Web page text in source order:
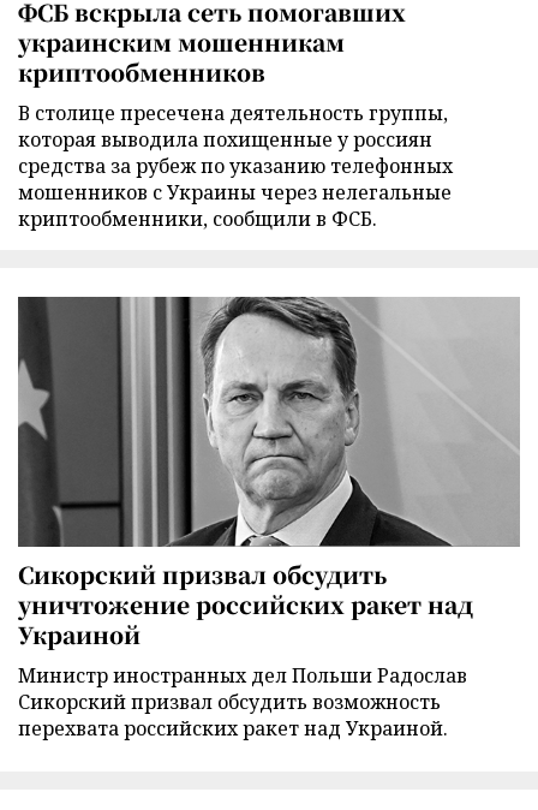
ФСБ вскрыла сеть помогавших
украинским мошенникам
криптообменников
В столице пресечена деятельность группы,
которая выводила похищенные у россиян
средства за рубеж по указанию телефонных
мошенников с Украины через нелегальные
криптообменники, сообщили в ФСБ.
Сикорский призвал обсудить
уничтожение российских ракет над
Украиной
Министр иностранных дел Польши Радослав
Сикорский призвал обсудить возможность
перехвата российских ракет над Украиной.